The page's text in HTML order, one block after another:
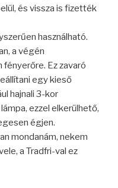
és vissza is fizették
használható.
a végén
fényerőre. Ez zavaró
egy kieső
hajnali 3-kor
ezzel elkerülhető,
égjen.
mondanám, nekem
a Tradfri-val ez